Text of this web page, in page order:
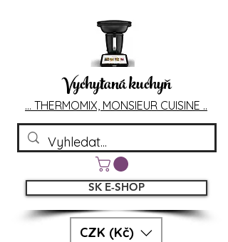
Vychytaná kuchyň
... THERMOMIX, MONSIEUR CUISINE ..
CZK (Kč)
SK E-SHOP